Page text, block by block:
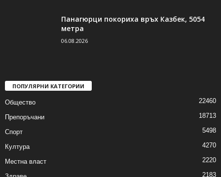
Панагюрци покориха връх Казбек, 5054
метра
06.08.2026
ПОПУЛЯРНИ КАТЕГОРИИ
Общество 22460
Препоръчани 18713
Спорт 5498
Култура 4270
Местна власт 2220
2183